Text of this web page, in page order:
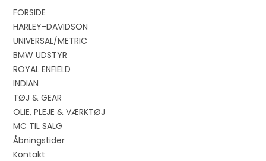
FORSIDE
HARLEY-DAVIDSON
UNIVERSAL/METRIC
BMW UDSTYR
ROYAL ENFIELD
INDIAN
TØJ & GEAR
OLIE, PLEJE & VÆRKTØJ
MC TIL SALG
Åbningstider
Kontakt